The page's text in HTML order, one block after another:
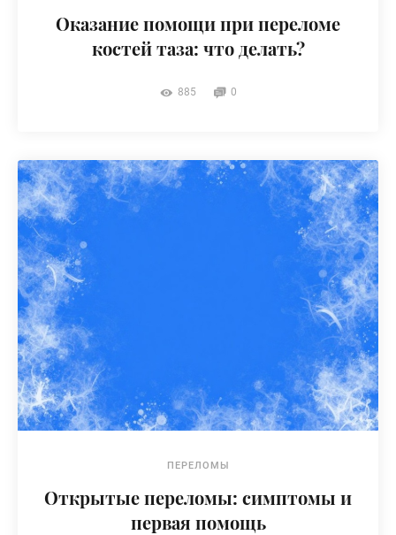
Оказание помощи при переломе
костей таза: что делать?
885 0
ПЕРЕЛОМЫ
Открытые переломы: симптомы и
первая помощь